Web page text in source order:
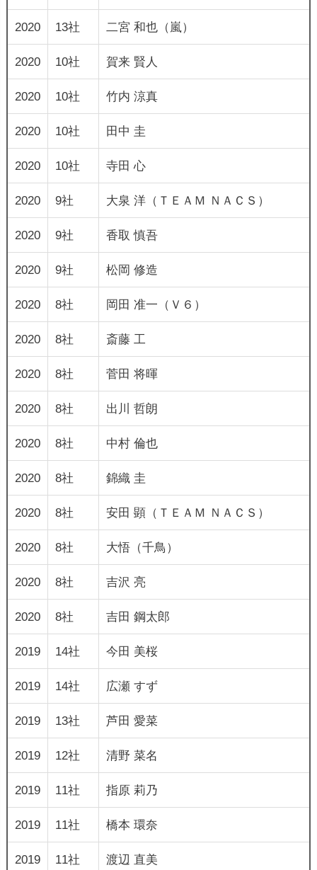
2020 13社 二宮 和也（嵐）
2020 10社 賀来 賢人
2020 10社 竹内 涼真
2020 10社 田中 圭
2020 10社 寺田 心
2020 9社 大泉 洋（ＴＥＡＭ ＮＡＣＳ）
2020 9社 香取 慎吾
2020 9社 松岡 修造
2020 8社 岡田 准一（Ｖ６）
2020 8社 斎藤 工
2020 8社 菅田 将暉
2020 8社 出川 哲朗
2020 8社 中村 倫也
2020 8社 錦織 圭
2020 8社 安田 顕（ＴＥＡＭ ＮＡＣＳ）
2020 8社 大悟（千鳥）
2020 8社 吉沢 亮
2020 8社 吉田 鋼太郎
2019 14社 今田 美桜
2019 14社 広瀬 すず
2019 13社 芦田 愛菜
2019 12社 清野 菜名
2019 11社 指原 莉乃
2019 11社 橋本 環奈
2019 11社 渡辺 直美